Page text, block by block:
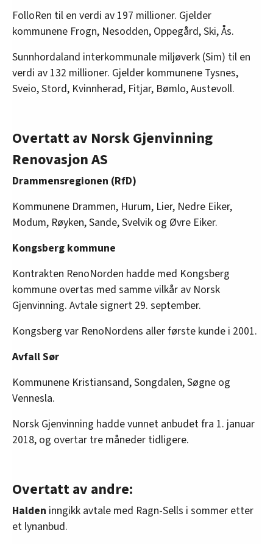
FolloRen til en verdi av 197 millioner. Gjelder
kommunene Frogn, Nesodden, Oppegård, Ski, Ås.
Sunnhordaland interkommunale miljøverk (Sim) til en
verdi av 132 millioner. Gjelder kommunene Tysnes,
Sveio, Stord, Kvinnherad, Fitjar, Bømlo, Austevoll.
Overtatt av Norsk Gjenvinning
Renovasjon AS
Drammensregionen (RfD)
Kommunene Drammen, Hurum, Lier, Nedre Eiker,
Modum, Røyken, Sande, Svelvik og Øvre Eiker.
Kongsberg kommune
Kontrakten RenoNorden hadde med Kongsberg
kommune overtas med samme vilkår av Norsk
Gjenvinning. Avtale signert 29. september.
Kongsberg var RenoNordens aller første kunde i 2001.
Avfall Sør
Kommunene Kristiansand, Songdalen, Søgne og
Vennesla.
Norsk Gjenvinning hadde vunnet anbudet fra 1. januar
2018, og overtar tre måneder tidligere.
Overtatt av andre:
Halden inngikk avtale med Ragn-Sells i sommer etter
et lynanbud.